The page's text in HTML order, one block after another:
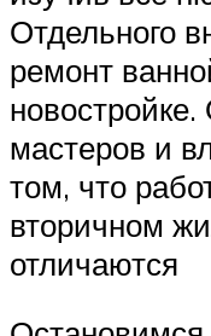
Отдельного
ремонт
мастеров и
том, что
вторичном
отличаются